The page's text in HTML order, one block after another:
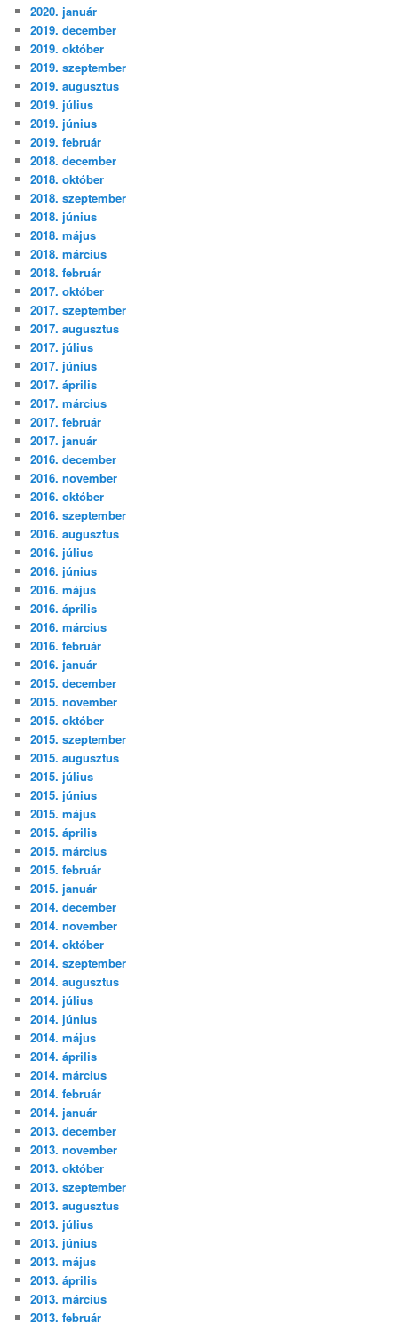
2020. január
2019. december
2019. október
2019. szeptember
2019. augusztus
2019. július
2019. június
2019. február
2018. december
2018. október
2018. szeptember
2018. június
2018. május
2018. március
2018. február
2017. október
2017. szeptember
2017. augusztus
2017. július
2017. június
2017. április
2017. március
2017. február
2017. január
2016. december
2016. november
2016. október
2016. szeptember
2016. augusztus
2016. július
2016. június
2016. május
2016. április
2016. március
2016. február
2016. január
2015. december
2015. november
2015. október
2015. szeptember
2015. augusztus
2015. július
2015. június
2015. május
2015. április
2015. március
2015. február
2015. január
2014. december
2014. november
2014. október
2014. szeptember
2014. augusztus
2014. július
2014. június
2014. május
2014. április
2014. március
2014. február
2014. január
2013. december
2013. november
2013. október
2013. szeptember
2013. augusztus
2013. július
2013. június
2013. május
2013. április
2013. március
2013. február